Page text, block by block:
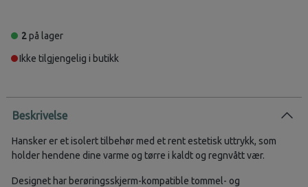
2på lager
Ikke tilgjengelig i butikk
Beskrivelse
Hansker er et isolert tilbehør med et rent estetisk uttrykk, som
holder hendene dine varme og tørre i kaldt og regnvått vær.
Designet har berøringsskjerm-kompatible tommel- og